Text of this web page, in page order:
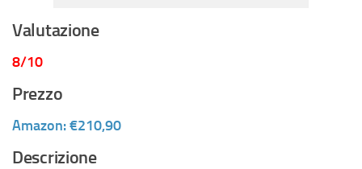
Valutazione
8/10
Prezzo
Amazon: €210,90
Descrizione